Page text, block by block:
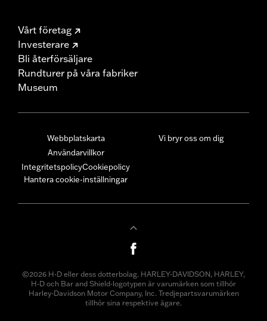
Vårt företag
Investerare
Bli återförsäljare
Rundturer på våra fabriker
Museum
Webbplatskarta
Användarvillkor
IntegritetspolicyCookiepolicy
Hantera cookie-inställningar
Vi bryr oss om dig
©2026 H-D eller dess dotterbolag. HARLEY-DAVIDSON, HARLEY,
H-D och Bar and Shield-logotypen är varumärken som tillhör
Harley-Davidson Motor Company, Inc. Tredjepartsvarumärken
tillhör sina respektive ägare.